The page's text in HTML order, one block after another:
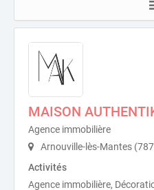
MAISON
Agence immobilière
Arnouville-lès-Mantes
Activités
Agence immobilière,